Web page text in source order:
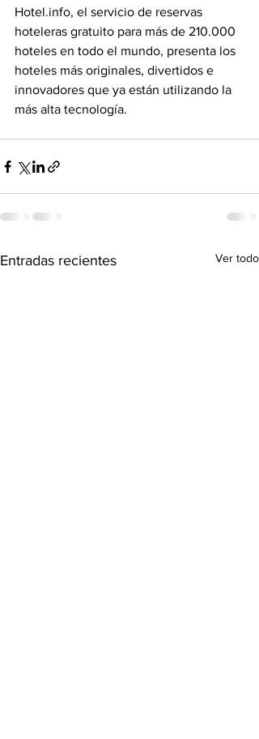
Hotel.info, el servicio de reservas
hoteleras gratuito para más de 210.000
hoteles en todo el mundo, presenta los
hoteles más originales, divertidos e
innovadores que ya están utilizando la
más alta tecnología.
Entradas recientes Ver todo